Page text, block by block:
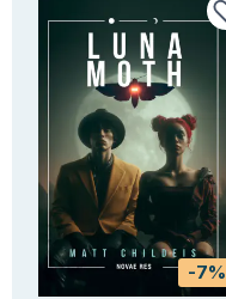
Lucinda Riley
Jacek Walkiewicz
-7%